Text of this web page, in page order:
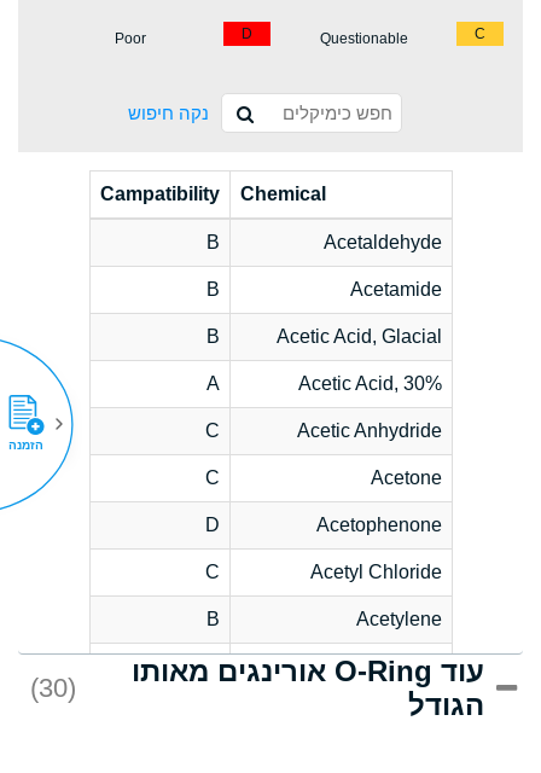
C
Questionable
D
Poor
נקה חיפוש
Chemical
Campatibility
Acetaldehyde
B
Acetamide
B
Acetic Acid, Glacial
B
Acetic Acid, 30%
A
Acetic Anhydride
C
Acetone
C
Acetophenone
D
Acetyl Chloride
C
Acetylene
B
Acrlylonitrile
D
Adipic Acid
עוד O-Ring אורינגים מאותו
הגודל
(30)
הזמנה